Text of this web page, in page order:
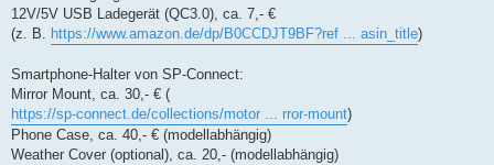
12V/5V USB Ladegerät (QC3.0), ca. 7,- €
(z. B. https://www.amazon.de/dp/B0CCDJT9BF?ref ... asin_title)
Smartphone-Halter von SP-Connect:
Mirror Mount, ca. 30,- € (
https://sp-connect.de/collections/motor ... rror-mount)
Phone Case, ca. 40,- € (modellabhängig)
Weather Cover (optional), ca. 20,- (modellabhängig)